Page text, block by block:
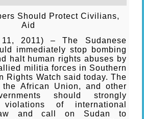
Should Protect Civilians,
Aid
2011) – The Sudanese
immediately stop bombing
halt human rights abuses by
militia forces in Southern
Rights Watch said today. The
the African Union, and other
should strongly
of international
and call on Sudan to